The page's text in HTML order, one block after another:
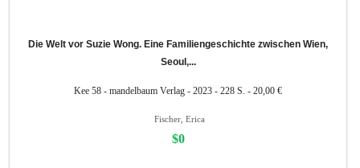
Die Welt vor Suzie Wong. Eine Familiengeschichte zwischen Wien,
Seoul,...
Kee 58 - mandelbaum Verlag - 2023 - 228 S. - 20,00 €
Fischer, Erica
$0